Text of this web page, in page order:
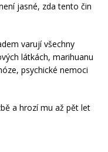
jasné, zda tento čin
varují všechny
látkách, marihuanu
psychické nemoci
a hrozí mu až pět let